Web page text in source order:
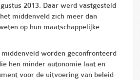
2013. Daar werd vastgesteld
middenveld zich meer dan
op hun maatschappelijke
worden geconfronteerd
hen minder autonomie laat en
voor de uitvoering van beleid